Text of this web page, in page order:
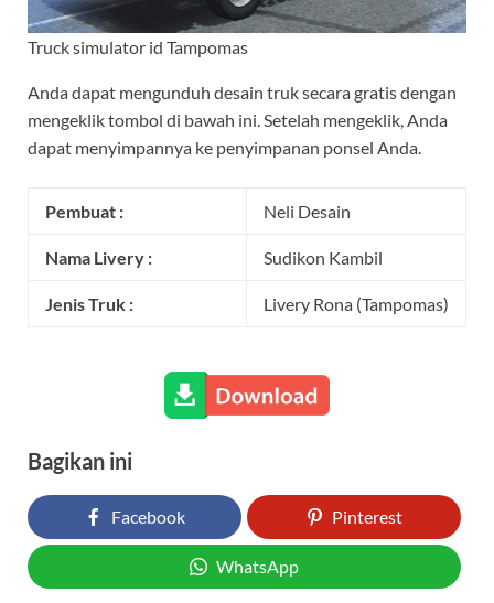
Truck simulator id Tampomas
Anda dapat mengunduh desain truk secara gratis dengan
mengeklik tombol di bawah ini. Setelah mengeklik, Anda
dapat menyimpannya ke penyimpanan ponsel Anda.
Pembuat : Neli Desain
Nama Livery : Sudikon Kambil
Jenis Truk : Livery Rona (Tampomas)
Bagikan ini
Facebook Pinterest
WhatsApp